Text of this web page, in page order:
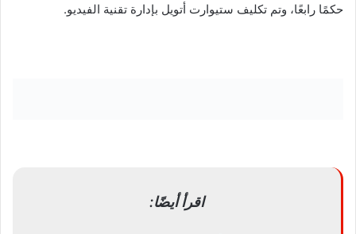
حكمًا رابعًا، وتم تكليف ستيوارت أتويل بإدارة تقنية الفيديو.
اقرأ أيضًا: